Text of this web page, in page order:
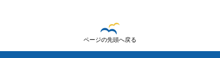
ページの先頭へ戻る